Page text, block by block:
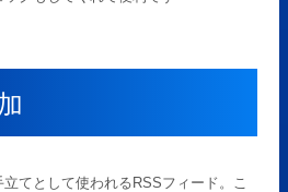
てとして使われるRSSフィード。こ